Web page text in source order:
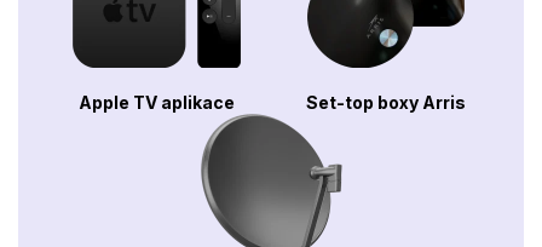
Apple TV aplikace Set-top boxy Arris